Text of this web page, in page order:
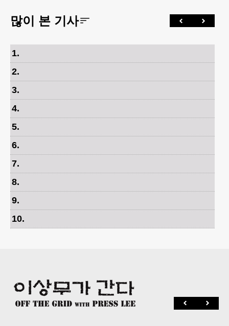
많이 본 기사
1.
2.
3.
4.
5.
6.
7.
8.
9.
10.